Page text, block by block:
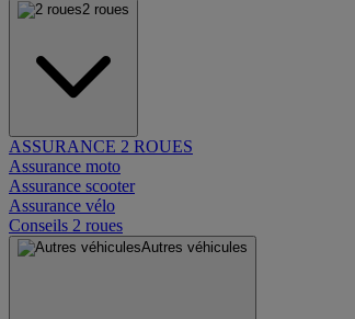
2 roues
ASSURANCE 2 ROUES
Assurance moto
Assurance scooter
Assurance vélo
Conseils 2 roues
Autres véhicules